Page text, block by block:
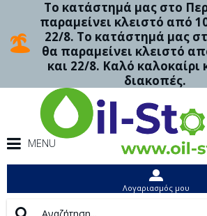
Το κατάστημά μας στο
παραμείνει κλειστό από
22/8. Το κατάστημά μας
θα παραμείνει κλειστό
και 22/8. Καλό καλοκαίρι
διακοπές.
MENU
Λογαριασμός μου